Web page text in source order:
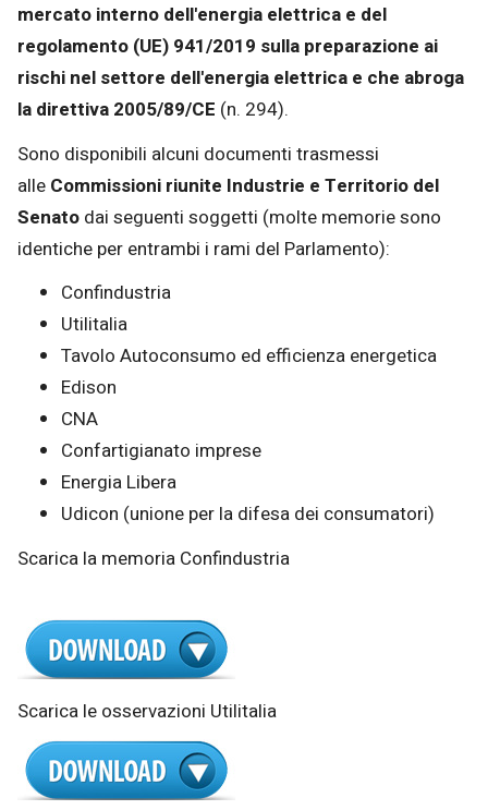
mercato interno dell'energia elettrica e del
regolamento (UE) 941/2019 sulla preparazione ai
rischi nel settore dell'energia elettrica e che abroga
la direttiva 2005/89/CE (n. 294).
Sono disponibili alcuni documenti trasmessi
alle Commissioni riunite Industrie e Territorio del
Senato dai seguenti soggetti (molte memorie sono
identiche per entrambi i rami del Parlamento):
Confindustria
Utilitalia
Tavolo Autoconsumo ed efficienza energetica
Edison
CNA
Confartigianato imprese
Energia Libera
Udicon (unione per la difesa dei consumatori)
Scarica la memoria Confindustria
Scarica le osservazioni Utilitalia